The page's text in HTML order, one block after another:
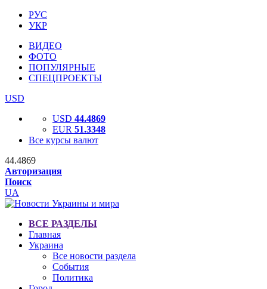
РУС
УКР
ВИДЕО
ФОТО
ПОПУЛЯРНЫЕ
СПЕЦПРОЕКТЫ
USD
USD 44.4869
EUR 51.3348
Все курсы валют
44.4869
Авторизация
Поиск
UA
ВСЕ РАЗДЕЛЫ
Главная
Украина
Все новости раздела
События
Политика